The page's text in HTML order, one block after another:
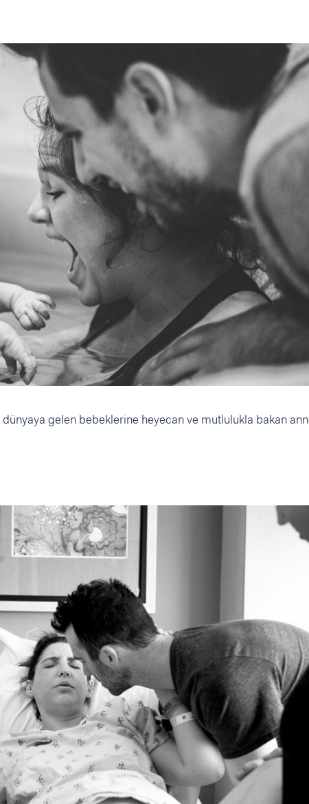
dünyaya gelen bebeklerine heyecan ve mutlulukla bakan